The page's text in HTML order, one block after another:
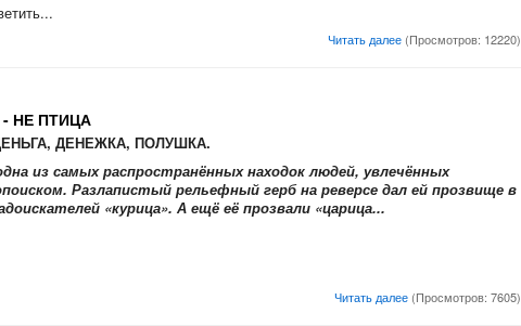
Читать далее (Просмотров: 12220)
НЕ ПТИЦА
ДЕНЕЖКА, ПОЛУШКА.
из самых распространённых находок людей, увлечённых
Разлапистый рельефный герб на реверсе дал ей прозвище в
«курица». А ещё её прозвали «царица...
Читать далее (Просмотров: 7605)